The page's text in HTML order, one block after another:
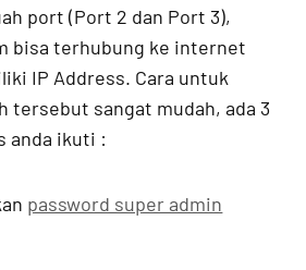
port (Port 2 dan Port 3),
bisa terhubung ke internet
IP Address. Cara untuk
tersebut sangat mudah, ada 3
anda ikuti :
password super admin